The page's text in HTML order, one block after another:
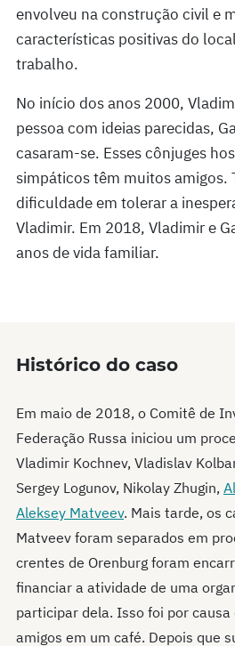
envolveu na construção civil e
características positivas do
trabalho.
No início dos anos 2000,
pessoa com ideias parecidas,
casaram-se. Esses cônjuges
simpáticos têm muitos amigos.
dificuldade em tolerar a
Vladimir. Em 2018, Vladimir e
anos de vida familiar.
Histórico do caso
Em maio de 2018, o Comitê de
Federação Russa iniciou um
Vladimir Kochnev, Vladislav
Sergey Logunov, Nikolay Zhugin,
Aleksey Matveev. Mais tarde, os
Matveev foram separados em
crentes de Orenburg foram
financiar a atividade de uma
participar dela. Isso foi por causa
amigos em um café. Depois que